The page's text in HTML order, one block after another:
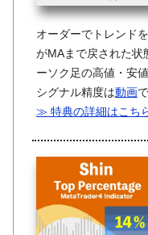
オーダーでトレンド
がMAまで戻された状
ーソク足の高値・安
シグナル精度は動画
≫ 特典の詳細はこち